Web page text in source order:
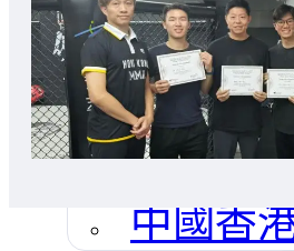
關於我
委員會
會長的
中國香